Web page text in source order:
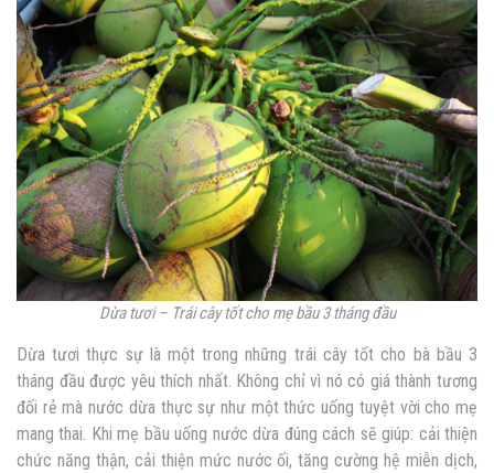
Dừa tươi – Trái cây tốt cho mẹ bầu 3 tháng đầu
Dừa tươi thực sự là một trong những trái cây tốt cho bà bầu 3
tháng đầu được yêu thích nhất. Không chỉ vì nó có giá thành tương
đối rẻ mà nước dừa thực sự như một thức uống tuyệt vời cho mẹ
mang thai. Khi mẹ bầu uống nước dừa đúng cách sẽ giúp: cải thiện
chức năng thận, cải thiện mức nước ối, tăng cường hệ miễn dịch,